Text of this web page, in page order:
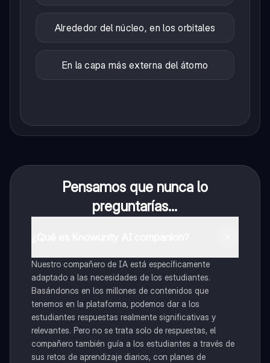
Alrededor del núcleo, en los orbitales
En la capa más externa del átomo
Pensamos que nunca lo
preguntarías...
Nuestro compañero de IA está específicamente
adaptado a las necesidades de los estudiantes.
Basándonos en los millones de contenidos que
tenemos en la plataforma, podemos dar a los
estudiantes respuestas realmente significativas y
relevantes. Pero no se trata solo de respuestas, el
compañero también guía a los estudiantes a través de
sus retos de aprendizaje diarios, con planes de